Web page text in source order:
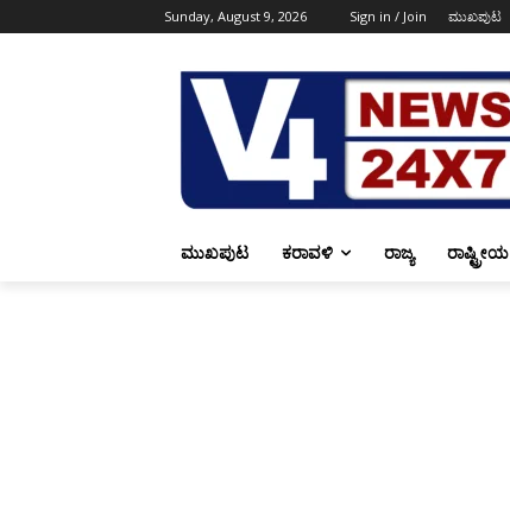
Sunday, August 9, 2026 Sign in / Join ಮುಖಪುಟ
ಮುಖಪುಟ ಕರಾವಳಿ ರಾಜ್ಯ ರಾಷ್ಟ್ರೀಯ